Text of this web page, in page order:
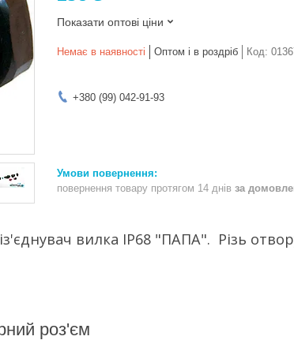
Показати оптові ціни
Немає в наявності Оптом і в роздріб Код:
+380 (99) 042-91-93
повернення товару протягом 14 днів за
вилка IP68 "ПАПА". Різь
роз'єм